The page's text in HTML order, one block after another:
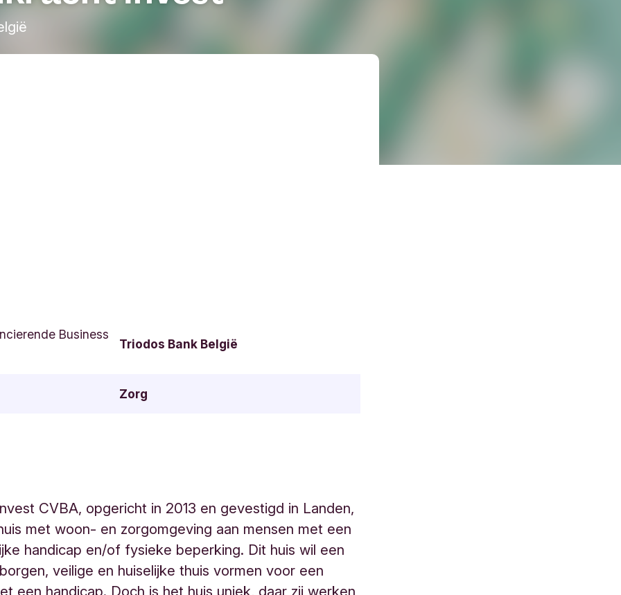
Business
Triodos Bank België
Zorg
CVBA, opgericht in 2013 en gevestigd in Landen,
met woon- en zorgomgeving aan mensen met een
handicap en/of fysieke beperking. Dit huis wil een
veilige en huiselijke thuis vormen voor een
een handicap. Doch is het huis uniek, daar zij werken